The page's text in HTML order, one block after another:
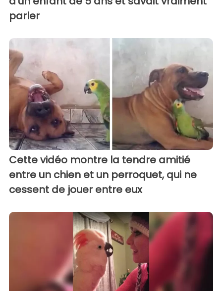
parler
Cette vidéo montre la tendre amitié
entre un chien et un perroquet, qui ne
cessent de jouer entre eux